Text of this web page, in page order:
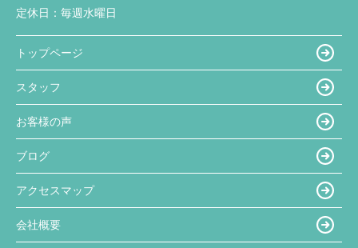
定休日： 毎週水曜日
トップページ
スタッフ
お客様の声
ブログ
アクセスマップ
会社概要